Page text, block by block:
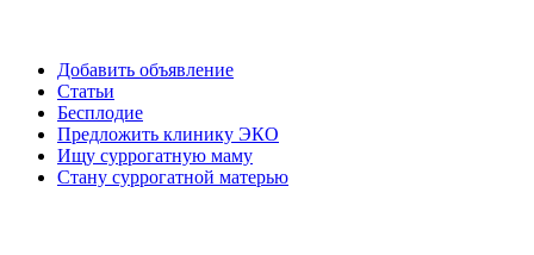
Добавить объявление
Статьи
Бесплодие
Предложить клинику ЭКО
Ищу суррогатную маму
Стану суррогатной матерью